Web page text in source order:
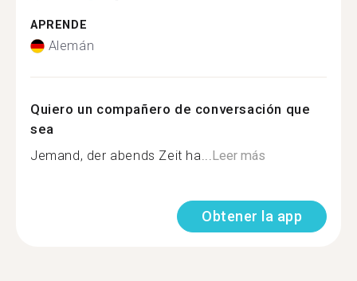
APRENDE
Alemán
Quiero un compañero de conversación que
sea
Jemand, der abends Zeit ha...Leer más
Obtener la app